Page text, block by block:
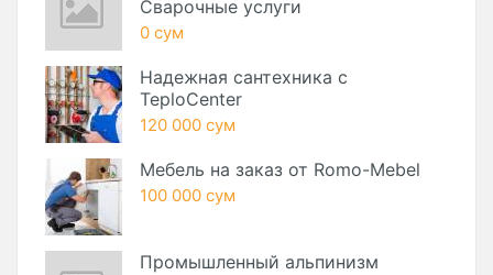
Сварочные услуги
0 сум
Надежная сантехника с
TeploCenter
120 000 сум
Мебель на заказ от Romo-Mebel
100 000 сум
Промышленный альпинизм